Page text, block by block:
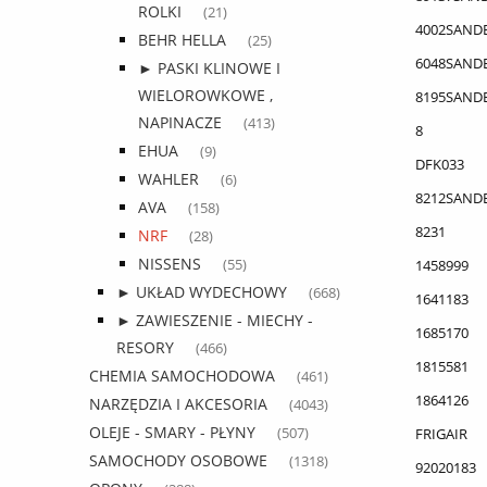
ROLKI
(21)
BEHR HELLA (25)
► PASKI KLINOWE I
WIELOROWKOWE ,
NAPINACZE
(413)
EHUA (9)
WAHLER (6)
AVA (158)
NRF (28)
NISSENS (55)
► UKŁAD WYDECHOWY (668)
► ZAWIESZENIE - MIECHY -
RESORY
(466)
CHEMIA SAMOCHODOWA (461)
NARZĘDZIA I AKCESORIA (4043)
OLEJE - SMARY - PŁYNY (507)
SAMOCHODY OSOBOWE (1318)
8
DFK033
8231
1458999
1641183
1685170
1815581
1864126
FRIGAIR
92020183